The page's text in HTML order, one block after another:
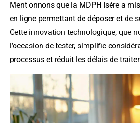
Mentionnons que la MDPH Isère a
en ligne permettant de déposer et de
Cette innovation technologique, que
l’occasion de tester, simplifie
processus et réduit les délais de